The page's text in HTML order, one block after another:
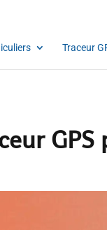
Traceur